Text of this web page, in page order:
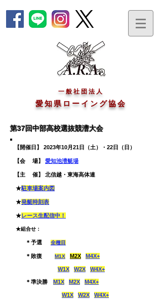
一般社団法人
愛知県ローイング協会
第37回中部高校選抜競漕大会
【開催日】 2023年10月21日（土）・22日（日）
【会 場】 愛知池漕艇場
​【主 催】 北信越・東海高体連
★駐車場案内図
★発艇時刻​表
★レース生配信中！
★組合せ：
＊ 予選 全種目
＊敗復 M1X M2X M4X+
W1X W2X W4X+
＊準決勝 M1X M2X M4X+
W1X W2X W4X+